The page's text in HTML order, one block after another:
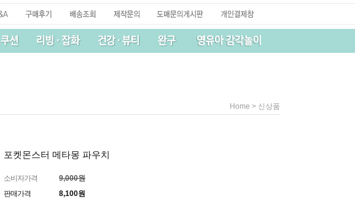
Home > 신상품
포켓몬스터 메타몽 파우치
소비자가격
9,000원
판매가격
8,100원